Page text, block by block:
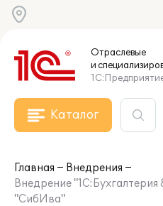
Отраслевые
и
Каталог
Главная
Внедрения
Внедрение
"СибИва"